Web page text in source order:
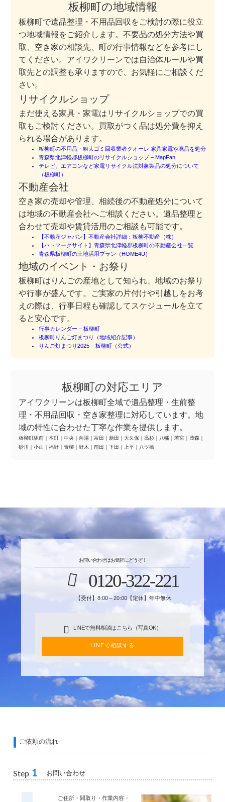
板柳町の地域情報
板柳町で遺品整理・不用品回収をご検討の際に役立
つ地域情報をご紹介します。不要品の処分方法や買
取、空き家の相談先、町の行事情報などを参考にし
てください。アイワクリーンでは自治体ルールや買
取先との調整も承りますので、お気軽にご相談くだ
さい。
リサイクルショップ
まだ使える家具・家電はリサイクルショップでの買
取もご検討ください。買取がつく品は処分費を抑え
られる場合があります。
板柳町の不用品・粗大ゴミ回収業者クオーレ 家具家電や廃品を処分
青森県北津軽郡板柳町のリサイクルショップ – MapFan
テレビ、エアコンなど家電リサイクル法対象製品の処分について
（板柳町）
不動産会社
空き家の売却や管理、相続後の不動産処分について
は地域の不動産会社へご相談ください。遺品整理と
合わせて売却や賃貸活用のご相談も可能です。
【不動産ジャパン】不動産会社詳細：板柳不動産（株）
【ハトマークサイト】青森県北津軽郡板柳町の不動産会社一覧
青森県板柳町の土地活用プラン（HOME4U）
地域のイベント・お祭り
板柳町はりんごの産地として知られ、地域のお祭り
や行事が盛んです。ご実家の片付けや引越しをお考
えの際は、行事日程も確認してスケジュールを立て
ると安心です。
行事カレンダー – 板柳町
板柳町りんご灯まつり（地域紹介記事）
りんご灯まつり2025 – 板柳町（公式）
板柳町の対応エリア
アイワクリーンは板柳町全域で遺品整理・生前整
理・不用品回収・空き家整理に対応しています。地
域の特性に合わせた丁寧な作業を提供します。
板柳町駅前 ｜ 本町 ｜ 中央 ｜ 向陽 ｜ 富田 ｜ 新田 ｜ 大久保 ｜ 高杉 ｜ 八幡 ｜ 若宮 ｜ 茂森 ｜
砂川
｜ 小山 ｜ 福野 ｜ 青柳 ｜ 野木 ｜ 前田 ｜ 下田 ｜ 上平 ｜ 八ツ橋
お問い合わせはお気軽にどうぞ！
0120-322-221
【受付】8:00～20:00【定休】年中無休
LINEで無料相談はこちら（写真OK）
LINEで相談する
ご依頼の流れ
Step 1 お問い合わせ
ご住所・間取り・作業内容・